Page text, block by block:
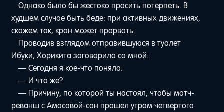
Однако было бы жестоко просить потерпеть. В
худшем случае быть беде: при активных движениях,
скажем так, кран может прорвать.
Проводив взглядом отправившуюся в туалет
Ибуки, Хорикита заговорила со мной:
— Сегодня я кое-что поняла.
— И что же?
— Причину, по которой ты настоял, чтобы матч-
реванш с Амасавой-сан прошел утром четвертого